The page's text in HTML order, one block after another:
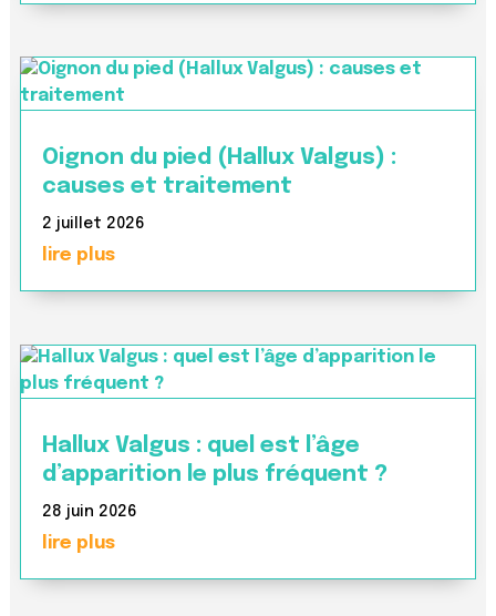
Oignon du pied (Hallux Valgus) :
causes et traitement
2 juillet 2026
lire plus
Hallux Valgus : quel est l’âge
d’apparition le plus fréquent ?
28 juin 2026
lire plus